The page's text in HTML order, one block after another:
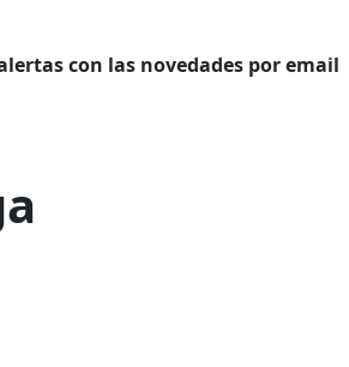
con las novedades por email